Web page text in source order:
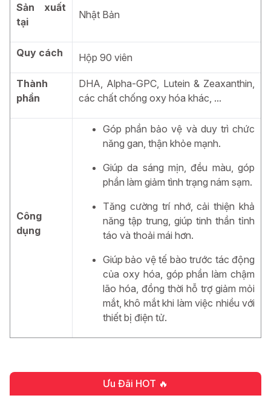
Thành Phần Viên Uống Hỗ Trợ Thải Độc, Lọc
Viên uống Re Milagroag là sự kết hợp hài hòa giữa các
dưỡng chất thiết yếu cho cơ thể và chất chống oxy hóa,
sản phẩm hỗ trợ quá trình thải độc tự nhiên, góp phần bảo
vệ và duy trì các chức năng của cơ thể.
DHA hoạt tính:Axit béo Omega-3 quan trọng giúp
nuôi dưỡng não bộ và thị lực, hỗ trợ cải thiện trí nhớ
và góp phần bảo vệ đôi mắt khỏe mạnh.
Hợp chất tự nhiên hỗ trợ tăng cường
hoạt động của các chất dẫn truyền thần kinh, từ đó
cải thiện khả năng ghi nhớ và học tập.
Lutein & Zeaxanthin:Bộ đôi chống oxy hóa giúp
xanh và các gốc tự do, đồng thời hỗ trợ duy trì thị
Các chất chống oxy hóa khác:
Giúp trung hòa
gốc tự do, góp phần bảo vệ tế bào và hỗ trợ làm
chậm quá trình lão hóa từ bên trong.
Lọc Máu Re Milagroag
Sản xuất
tại
Nhật Bản
Quy cách Hộp 90 viên
Thành
phần
DHA, Alpha-GPC, Lutein & Zeaxanthin,
các chất chống oxy hóa khác, ...
Công
dụng
Góp phần bảo vệ và duy trì chức
năng gan, thận khỏe mạnh.
Giúp da sáng mịn, đều màu, góp
phần làm giảm tình trạng nám sạm.
Tăng cường trí nhớ, cải thiện khả
năng tập trung, giúp tinh thần tỉnh
táo và thoải mái hơn.
Giúp bảo vệ tế bào trước tác động
của oxy hóa, góp phần làm chậm
lão hóa, đồng thời hỗ trợ giảm mỏi
mắt, khô mắt khi làm việc nhiều với
thiết bị điện tử.
Ưu Đãi HOT 🔥